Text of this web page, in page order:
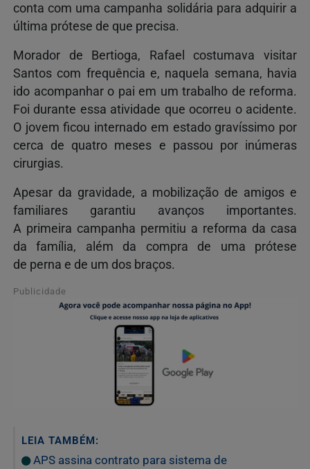
conta com uma campanha solidária para adquirir a
última prótese de que precisa.
Morador de Bertioga, Rafael costumava visitar
Santos com frequência e, naquela semana, havia
ido acompanhar o pai em um trabalho de reforma.
Foi durante essa atividade que ocorreu o acidente.
O jovem ficou internado em estado gravíssimo por
cerca de quatro meses e passou por inúmeras
cirurgias.
Apesar da gravidade, a mobilização de amigos e
familiares garantiu avanços importantes.
A primeira campanha permitiu a reforma da casa
da família, além da compra de uma prótese
de perna e de um dos braços.
Publicidade
LEIA TAMBÉM:
APS assina contrato para sistema de